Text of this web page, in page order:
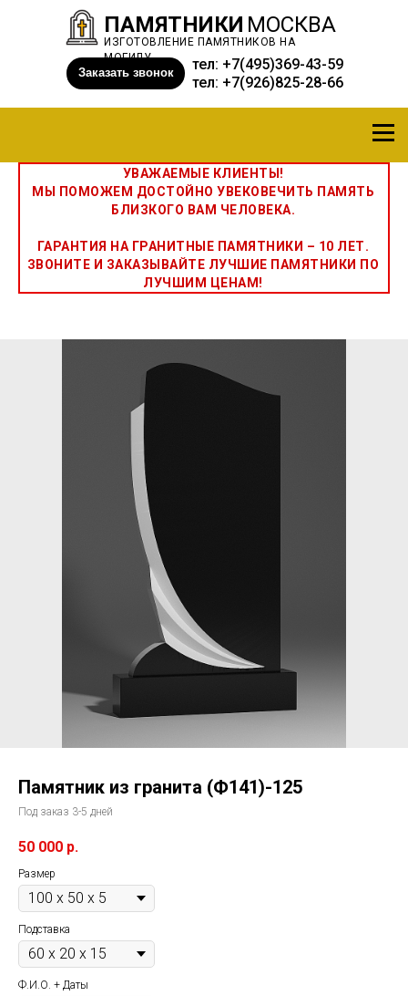
Заказать звонок тел: +7(495)369-43-59
тел: +7(926)825-28-66
ПАМЯТНИКИ МОСКВА
ИЗГОТОВЛЕНИЕ ПАМЯТНИКОВ НА
МОГИЛУ
УВАЖАЕМЫЕ КЛИЕНТЫ!
МЫ ПОМОЖЕМ ДОСТОЙНО УВЕКОВЕЧИТЬ ПАМЯТЬ
БЛИЗКОГО ВАМ ЧЕЛОВЕКА.
ГАРАНТИЯ НА ГРАНИТНЫЕ ПАМЯТНИКИ – 10 ЛЕТ.
ЗВОНИТЕ И ЗАКАЗЫВАЙТЕ ЛУЧШИЕ ПАМЯТНИКИ ПО
ЛУЧШИМ ЦЕНАМ!
Памятник из гранита (Ф141)-125
Под заказ 3-5 дней
50 000 р.
Размер
Подставка
Ф.И.О. + Даты